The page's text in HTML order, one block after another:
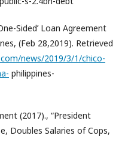
Sided’ Loan Agreement
(Feb 28,2019). Retrieved
news/2019/3/1/chico-
philippines-
(2017)., “President
Doubles Salaries of Cops,